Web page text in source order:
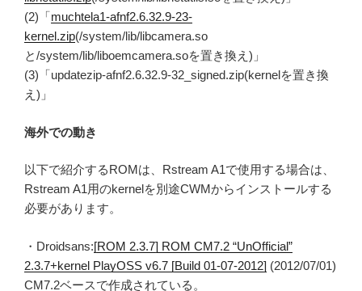
(2)「muchtela1-afnf2.6.32.9-23-
kernel.zip(/system/lib/libcamera.so
と/system/lib/liboemcamera.soを置き換え)」
(3)「updatezip-afnf2.6.32.9-32_signed.zip(kernelを置き換
え)」
海外での動き
以下で紹介するROMは、Rstream A1で使用する場合は、
Rstream A1用のkernelを別途CWMからインストールする
必要があります。
・Droidsans:[ROM 2.3.7] ROM CM7.2 “UnOfficial”
2.3.7+kernel PlayOSS v6.7 [Build 01-07-2012] (2012/07/01)
CM7.2ベースで作成されている。